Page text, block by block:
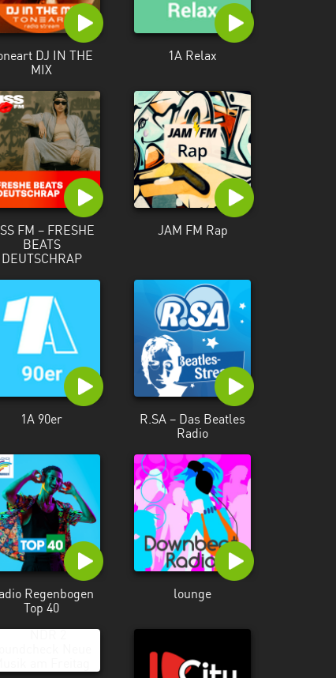
DJ IN THE
MIX
1A Relax
FM – FRESHE
BEATS
DEUTSCHRAP
JAM FM Rap
1A 90er
R.SA – Das Beatles
Radio
Regenbogen
Top 40
lounge